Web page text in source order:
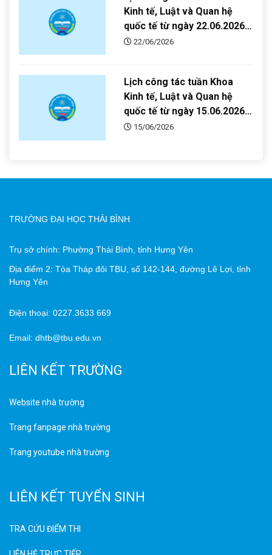
Kinh tế, Luật và Quan hệ
quốc tế từ ngày 22.06.2026-
28.06.2026
22/06/2026
Lịch công tác tuần Khoa
Kinh tế, Luật và Quan hệ
quốc tế từ ngày 15.06.2026-
21.06.2026
15/06/2026
TRƯỜNG ĐẠI HỌC THÁI BÌNH
Trụ sở chính: Phường Thái Bình, tỉnh Hưng Yên
Địa điểm 2: Tòa Tháp đôi TBU, số 142-144, đường Lê Lợi, tỉnh
Hưng Yên
Điện thoại: 0227.3633 669
Email: dhtb@tbu.edu.vn
LIÊN KẾT TRƯỜNG
Website nhà trường
Trang fanpage nhà trường
Trang youtube nhà trường
LIÊN KẾT TUYỂN SINH
TRA CỨU ĐIỂM THI